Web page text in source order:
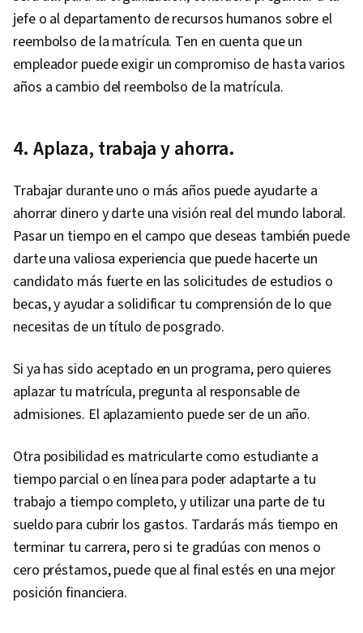
jefe o al departamento de recursos humanos sobre el
reembolso de la matrícula. Ten en cuenta que un
empleador puede exigir un compromiso de hasta varios
años a cambio del reembolso de la matrícula.
4. Aplaza, trabaja y ahorra.
Trabajar durante uno o más años puede ayudarte a
ahorrar dinero y darte una visión real del mundo laboral.
Pasar un tiempo en el campo que deseas también puede
darte una valiosa experiencia que puede hacerte un
candidato más fuerte en las solicitudes de estudios o
becas, y ayudar a solidificar tu comprensión de lo que
necesitas de un título de posgrado.
Si ya has sido aceptado en un programa, pero quieres
aplazar tu matrícula, pregunta al responsable de
admisiones. El aplazamiento puede ser de un año.
Otra posibilidad es matricularte como estudiante a
tiempo parcial o en línea para poder adaptarte a tu
trabajo a tiempo completo, y utilizar una parte de tu
sueldo para cubrir los gastos. Tardarás más tiempo en
terminar tu carrera, pero si te gradúas con menos o
cero préstamos, puede que al final estés en una mejor
posición financiera.